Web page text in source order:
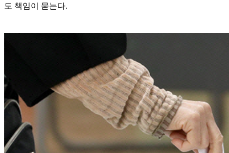
도 책임이 묻는다.